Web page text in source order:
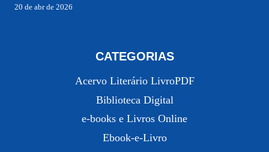
20 de abr de 2026
CATEGORIAS
Acervo Literário LivroPDF
Biblioteca Digital
e-books e Livros Online
Ebook-e-Livro